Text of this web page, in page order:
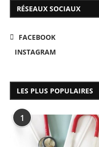
RÉSEAUX SOCIAUX
FACEBOOK
INSTAGRAM
LES PLUS POPULAIRES
1